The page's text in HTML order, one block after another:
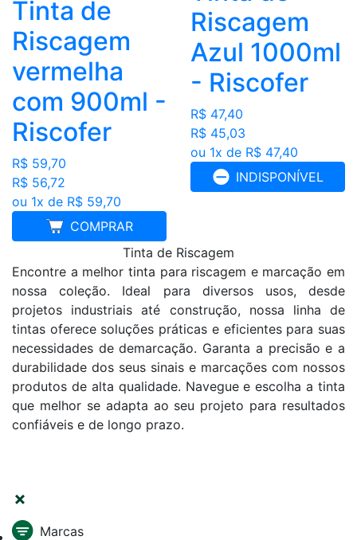
Tinta de
Riscagem
vermelha
com 900ml -
Riscofer
R$ 59,70
R$ 56,72
ou 1x de R$ 59,70
COMPRAR
Riscagem
Azul 1000ml
- Riscofer
R$ 47,40
R$ 45,03
ou 1x de R$ 47,40
INDISPONÍVEL
Tinta de Riscagem
Encontre a melhor tinta para riscagem e marcação em
nossa coleção. Ideal para diversos usos, desde
projetos industriais até construção, nossa linha de
tintas oferece soluções práticas e eficientes para suas
necessidades de demarcação. Garanta a precisão e a
durabilidade dos seus sinais e marcações com nossos
produtos de alta qualidade. Navegue e escolha a tinta
que melhor se adapta ao seu projeto para resultados
confiáveis e de longo prazo.
Marcas